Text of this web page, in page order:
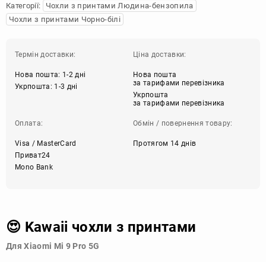
Категорії:
Чохли з принтами Людина-бензопила
Чохли з принтами Чорно-білі
Термін доставки:
Нова пошта: 1-2 дні
Укрпошта: 1-3 дні
Ціна доставки:
Нова пошта
за тарифами перевізника
Укрпошта
за тарифами перевізника
Оплата:
Visa / MasterCard
Приват24
Mono Bank
Обмін / повернення товару:
Протягом 14 днів
😍 Kawaii чохли з принтами
Для Xiaomi Mi 9 Pro 5G